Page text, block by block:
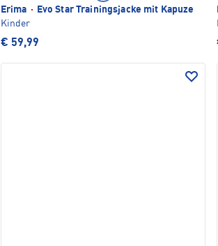
Erima ·
Evo Star Trainingsjacke mit Kapuze
Kinder
€ 59,99